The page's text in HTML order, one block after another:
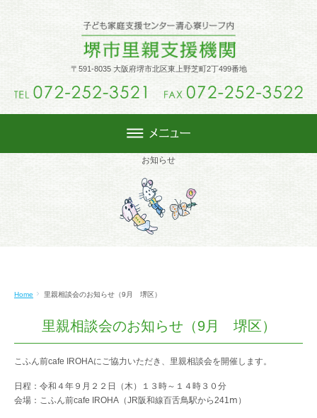
〒591-8035 大阪府堺市北区東上野芝町2丁499番地
お知らせ
Home 里親相談会のお知らせ（9月 堺区）
里親相談会のお知らせ（9月 堺区）
こふん前cafe IROHAにご協力いただき、里親相談会を開催します。
日程：令和４年９月２２日（木）１３時～１４時３０分
会場：こふん前cafe IROHA（JR阪和線百舌鳥駅から241ⅿ）
トップ
里親制度
里親になるには
週末里親
アクセス